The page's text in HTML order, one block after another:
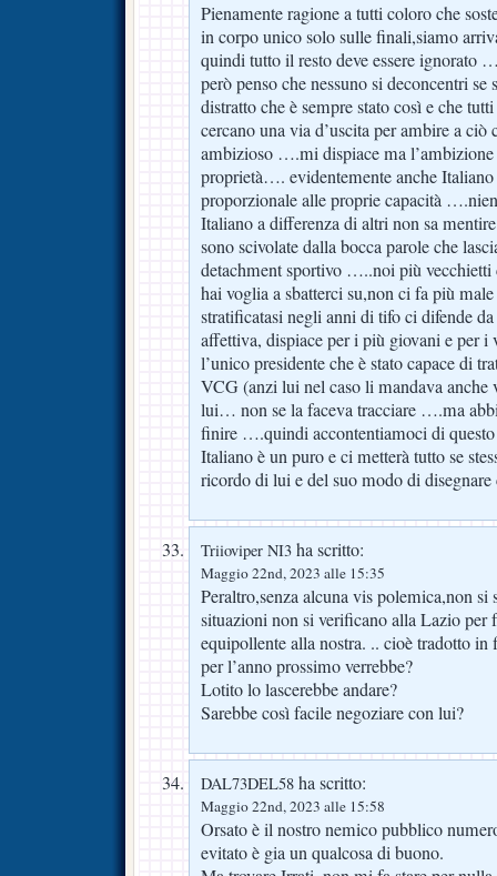
Pienamente ragione a tutti coloro che
in corpo unico solo sulle finali,siamo
quindi tutto il resto deve essere ignorato
però penso che nessuno si deconcentri
distratto che è sempre stato così e che
cercano una via d’uscita per ambire a ciò
ambizioso ….mi dispiace ma l’ambizione
proprietà…. evidentemente anche
proporzionale alle proprie capacità
Italiano a differenza di altri non sa
sono scivolate dalla bocca parole che
detachment sportivo …..noi più
hai voglia a sbatterci su,non ci fa più
stratificatasi negli anni di tifo ci difende
affettiva, dispiace per i più giovani e per
l’unico presidente che è stato capace di
VCG (anzi lui nel caso li mandava anche
lui… non se la faceva tracciare ….ma
finire ….quindi accontentiamoci di
Italiano è un puro e ci metterà tutto se
ricordo di lui e del suo modo di
Triioviper NI3 ha scritto:
Maggio 22nd, 2023 alle 15:35
Peraltro,senza alcuna vis polemica,non si
situazioni non si verificano alla Lazio per
equipollente alla nostra. .. cioè tradotto
per l’anno prossimo verrebbe?
Lotito lo lascerebbe andare?
Sarebbe così facile negoziare con lui?
DAL73DEL58 ha scritto:
Maggio 22nd, 2023 alle 15:58
Orsato è il nostro nemico pubblico
evitato è gia un qualcosa di buono.